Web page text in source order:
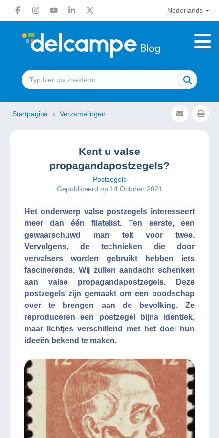
Nederlands
Startpagina Verzamelingen
Kent u valse
propagandapostzegels?
Postzegels
Gepubliceerd op 14 October 2021
Het onderwerp valse postzegels interesseert
meer dan één filatelist. Ten eerste, een
gewaarschuwd man telt voor twee.
Vervolgens, de technieken die door
vervalsers worden gebruikt hebben iets
fascinerends. Wij zullen aandacht schenken
aan valse propagandapostzegels. Deze
postzegels zijn gemaakt om een boodschap
over te brengen aan de bevolking. Ze
reproduceren een postzegel bijna identiek,
maar lichtjes verschillend met het doel hun
ideeën bekend te maken.